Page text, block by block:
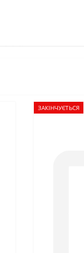
ЗАКІНЧУЄТЬСЯ